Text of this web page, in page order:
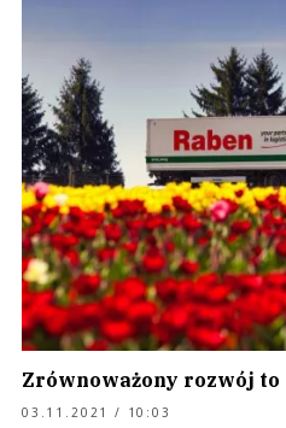
Zrównoważony rozwój to
03.11.2021 / 10:03